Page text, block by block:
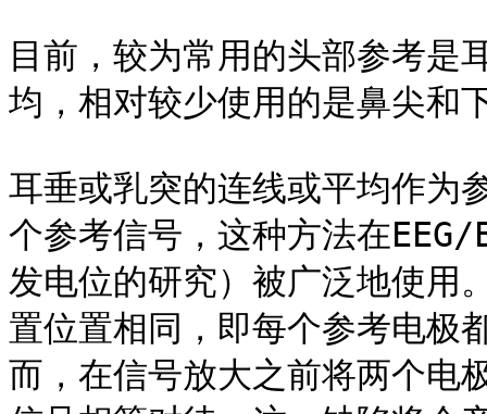
目前，较为常用的头部参考是
均，相对较少使用的是鼻尖和
耳垂或乳突的连线或平均作为
个参考信号，这种方法在
发电位的研究）被广泛地使用
置位置相同，即每个参考电极
而，在信号放大之前将两个电